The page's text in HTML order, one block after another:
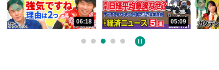
06:18 05:09